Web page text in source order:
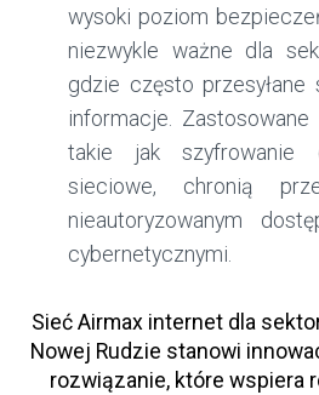
wysoki poziom
niezwykle ważne dla
gdzie często
informacje.
takie jak szyfrowanie
sieciowe, chronią
nieautoryzowanym
cybernetycznymi.
Sieć Airmax internet dla
Nowej Rudzie stanowi
rozwiązanie, które wspiera